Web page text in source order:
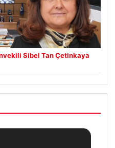
Sibel Tan Çetinkaya